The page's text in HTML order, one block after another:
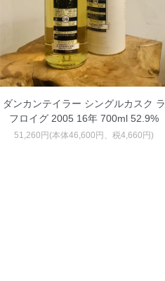
ダンカンテイラー シングルカスク ラ
フロイグ 2005 16年 700ml 52.9%
51,260円(本体46,600円、税4,660円)